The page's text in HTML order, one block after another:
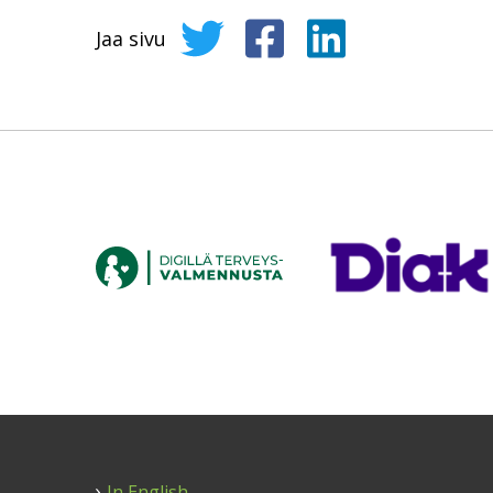
Jaa sivu Jaa sivu Twitterissä
Jaa sivu Facebookissa
Jaa sivu